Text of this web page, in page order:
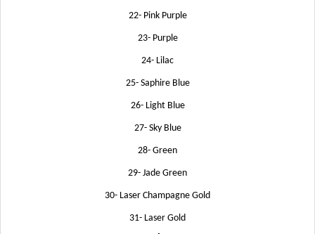
22- Pink Purple
23- Purple
24- Lilac
25- Saphire Blue
26- Light Blue
27- Sky Blue
28- Green
29- Jade Green
30- Laser Champagne Gold
31- Laser Gold